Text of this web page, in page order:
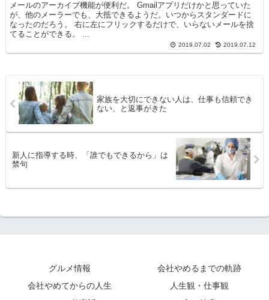
メールのアーカイブ機能が便利だ。 Gmailアプリだけかと思っていた
が、他のメーラーでも、大抵できるようだ。いつからスタンダードに
なったのだろう。 右に左にフリックするだけで、いらないメールを捨
てることができる。 ...
2019.07.02 2019.07.12
家族を大切にできない人は、仕事も信頼でき
ない、と返事がきた
新人に指導する時、「誰でもできるから」は
禁句
グルメ情報
会社やめるまでの軌跡
会社やめてからの人生
人生観・仕事観